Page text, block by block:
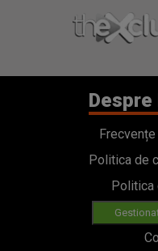
Despre
Politica de